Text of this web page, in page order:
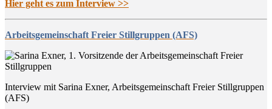
Hier geht es zum Interview >>
Arbeitsgemeinschaft Freier Stillgruppen (AFS)
Interview mit Sarina Exner, Arbeitsgemeinschaft Freier Stillgruppen
(AFS)